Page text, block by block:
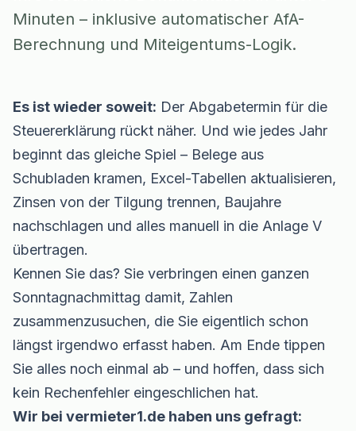
Minuten – inklusive automatischer AfA-
Berechnung und Miteigentums-Logik.
Es ist wieder soweit: Der Abgabetermin für die
Steuererklärung rückt näher. Und wie jedes Jahr
beginnt das gleiche Spiel – Belege aus
Schubladen kramen, Excel-Tabellen aktualisieren,
Zinsen von der Tilgung trennen, Baujahre
nachschlagen und alles manuell in die Anlage V
übertragen.
Kennen Sie das? Sie verbringen einen ganzen
Sonntagnachmittag damit, Zahlen
zusammenzusuchen, die Sie eigentlich schon
längst irgendwo erfasst haben. Am Ende tippen
Sie alles noch einmal ab – und hoffen, dass sich
kein Rechenfehler eingeschlichen hat.
Wir bei vermieter1.de haben uns gefragt: